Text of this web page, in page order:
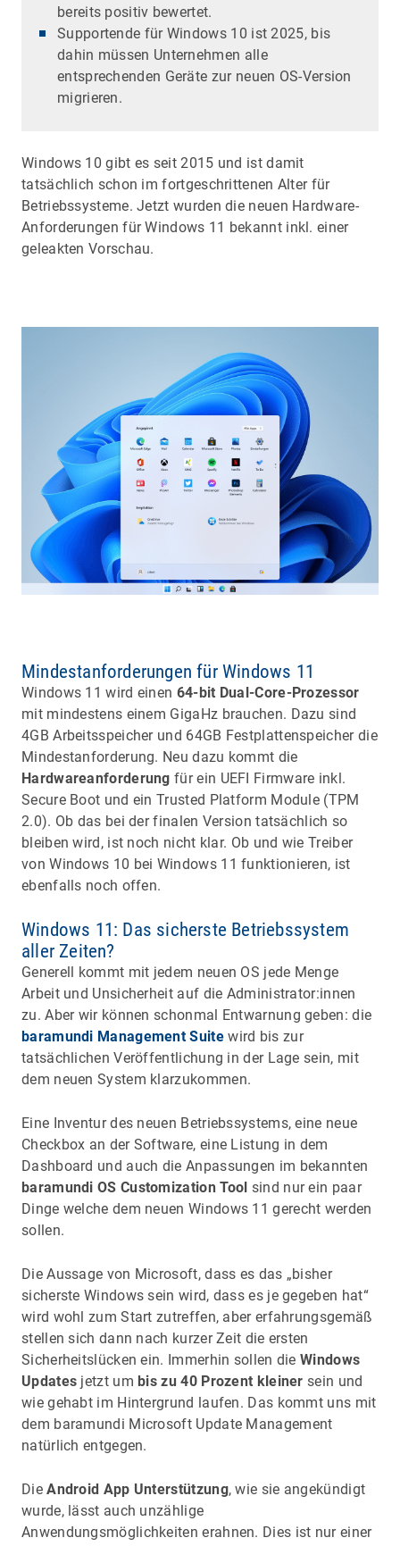
bereits positiv bewertet.
Supportende für Windows 10 ist 2025, bis
dahin müssen Unternehmen alle
entsprechenden Geräte zur neuen OS-Version
migrieren.
Windows 10 gibt es seit 2015 und ist damit
tatsächlich schon im fortgeschrittenen Alter für
Betriebssysteme. Jetzt wurden die neuen Hardware-
Anforderungen für Windows 11 bekannt inkl. einer
geleakten Vorschau.
Mindestanforderungen für Windows 11
Windows 11 wird einen 64-bit Dual-Core-Prozessor
mit mindestens einem GigaHz brauchen. Dazu sind
4GB Arbeitsspeicher und 64GB Festplattenspeicher die
Mindestanforderung. Neu dazu kommt die
Hardwareanforderung für ein UEFI Firmware inkl.
Secure Boot und ein Trusted Platform Module (TPM
2.0). Ob das bei der finalen Version tatsächlich so
bleiben wird, ist noch nicht klar. Ob und wie Treiber
von Windows 10 bei Windows 11 funktionieren, ist
ebenfalls noch offen.
Windows 11: Das sicherste Betriebssystem
aller Zeiten?
Generell kommt mit jedem neuen OS jede Menge
Arbeit und Unsicherheit auf die Administrator:innen
zu. Aber wir können schonmal Entwarnung geben: die
baramundi Management Suitewird bis zur
tatsächlichen Veröffentlichung in der Lage sein, mit
dem neuen System klarzukommen.
Eine Inventur des neuen Betriebssystems, eine neue
Checkbox an der Software, eine Listung in dem
Dashboard und auch die Anpassungen im bekannten
baramundi OS Customization Tool sind nur ein paar
Dinge welche dem neuen Windows 11 gerecht werden
sollen.
Die Aussage von Microsoft, dass es das „bisher
sicherste Windows sein wird, dass es je gegeben hat“
wird wohl zum Start zutreffen, aber erfahrungsgemäß
stellen sich dann nach kurzer Zeit die ersten
Sicherheitslücken ein. Immerhin sollen dieWindows
Updates jetzt um bis zu 40 Prozent kleiner sein und
wie gehabt im Hintergrund laufen. Das kommt uns mit
dem baramundi Microsoft Update Management
natürlich entgegen.
DieAndroid App Unterstützung, wie sie angekündigt
wurde, lässt auch unzählige
Anwendungsmöglichkeiten erahnen. Dies ist nur einer